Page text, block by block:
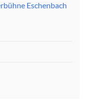
Eschenbach